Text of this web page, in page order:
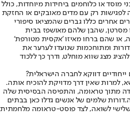
מוסד או כלוחמים ביחידות מיוחדות, כולל
לפגישות רק עם מדים מאובקים או החזקת
אחרים כללו גברים שהמציאו סיפורי
מסרטן, שהבן שלהם מאושפז בבית
או שהם ברחו מאיזו 'אקסית מטורפת'
ומתוחכמות שנועדו לערער את
מצג שווא מוחלט, ודרך כך ללכוד
דווקא לחברה הישראלית?
למרות שאין דרך מדויקת להוכיח אותה.
מתוך טראומה, והתפיסה הבסיסית שלה
דורות שלמים של אנשים גדלו כאן בבתים
לשואה, לצד פוסט-טראומה מלחמתית